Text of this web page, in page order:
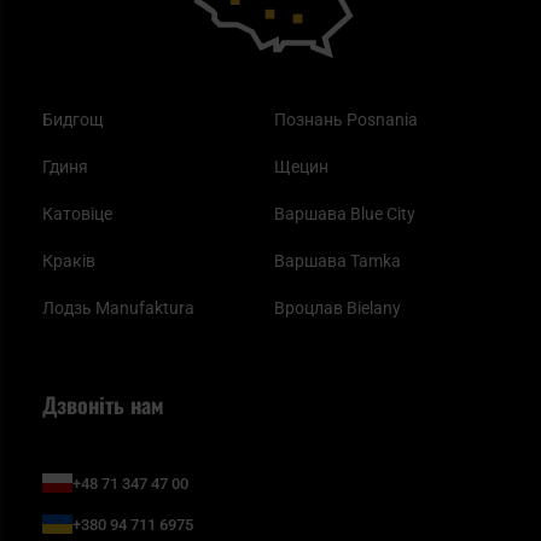
Бидгощ
Гдиня
Катовіце
Краків
Лодзь Manufaktura
Познань Posnania
Щецин
Варшава Blue City
Варшава Tamka
Вроцлав Bielany
Дзвоніть нам
+48 71 347 47 00
+380 94 711 6975